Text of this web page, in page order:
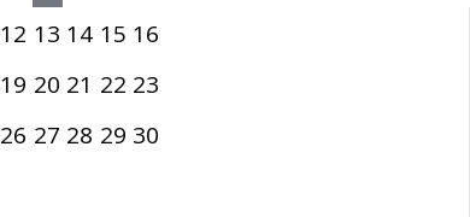
12 13 14 15 16
19 20 21 22 23
26 27 28 29 30